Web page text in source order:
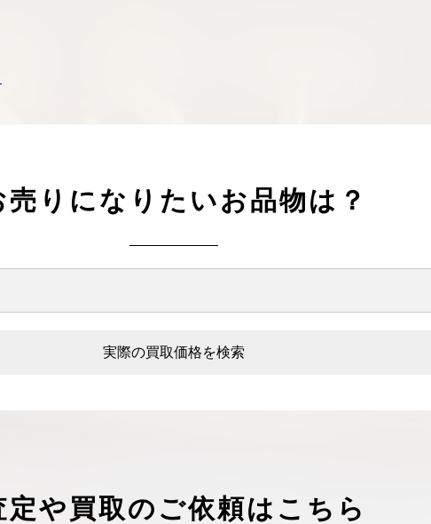
売りになりたいお品物は？
実際の買取価格を検索
定や買取のご依頼はこちら